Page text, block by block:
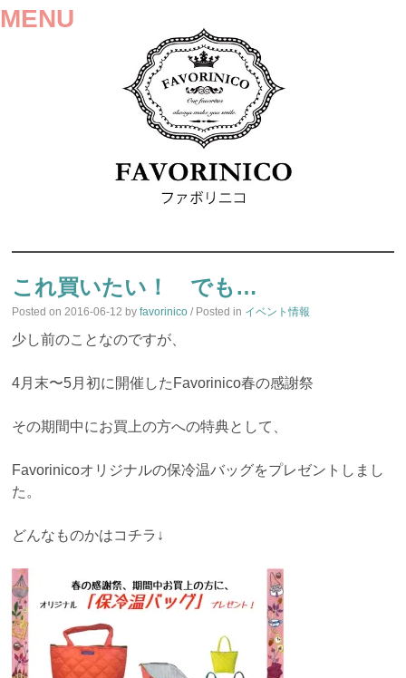
MENU
TO
CONTENT
これ買いたい！ でも…
Posted on2016-06-12 byfavorinico / Posted in イベント情報
少し前のことなのですが、
4月末〜5月初に開催したFavorinico春の感謝祭
その期間中にお買上の方への特典として、
Favorinicoオリジナルの保冷温バッグをプレゼントしまし
た。
どんなものかはコチラ↓